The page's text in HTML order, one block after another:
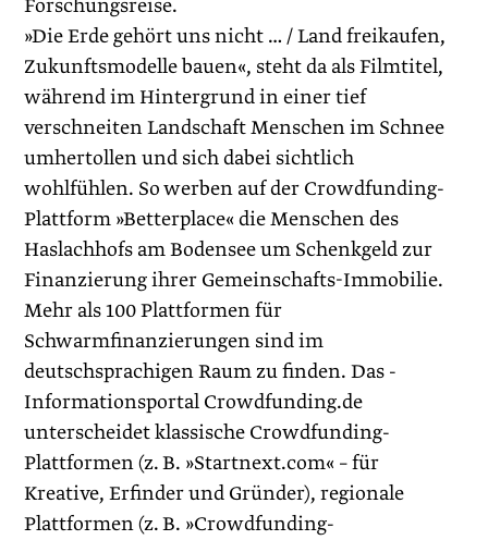
Forschungsreise.
»Die Erde gehört uns nicht … / Land freikaufen,
Zukunftsmodelle bauen«, steht da als Filmtitel,
während im Hintergrund in einer tief
verschneiten Landschaft Menschen im Schnee
umhertollen und sich dabei sichtlich
wohlfühlen. So werben auf der Crowdfunding-
Plattform »Betterplace« die Menschen des
Haslachhofs am Bodensee um Schenkgeld zur
Finanzierung ihrer Gemeinschafts-Immobilie.
Mehr als 100 Plattformen für
Schwarmfinanzierungen sind im
deutschsprachigen Raum zu finden. Das ­
Informationsportal Crowdfunding.de
unterscheidet klassische Crowdfunding-
Plattformen (z. B. »Startnext.com« – für
Kreative, Erfinder und Gründer), regionale
Plattformen (z. B. »Crowdfunding-